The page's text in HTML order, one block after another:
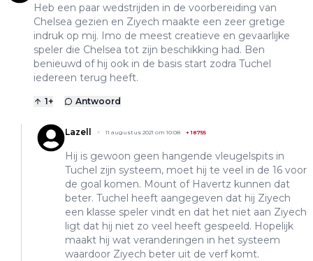
Heb een paar wedstrijden in de voorbereiding van
Chelsea gezien en Ziyech maakte een zeer gretige
indruk op mij. Imo de meest creatieve en gevaarlijke
speler die Chelsea tot zijn beschikking had. Ben
benieuwd of hij ook in de basis start zodra Tuchel
iedereen terug heeft.
1+ Antwoord
Lazell 11 augustus 2021 om 10:08 +18755
Hij is gewoon geen hangende vleugelspits in
Tuchel zijn systeem, moet hij te veel in de 16 voor
de goal komen. Mount of Havertz kunnen dat
beter. Tuchel heeft aangegeven dat hij Ziyech
een klasse speler vindt en dat het niet aan Ziyech
ligt dat hij niet zo veel heeft gespeeld. Hopelijk
maakt hij wat veranderingen in het systeem
waardoor Ziyech beter uit de verf komt.